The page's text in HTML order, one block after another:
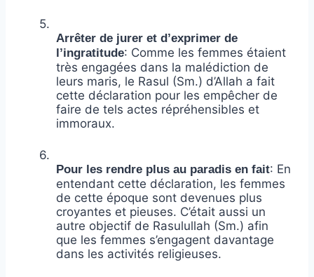
5.
Arrêter de jurer et d’exprimer de
l’ingratitude: Comme les femmes étaient
très engagées dans la malédiction de
leurs maris, le Rasul (Sm.) d’Allah a fait
cette déclaration pour les empêcher de
faire de tels actes répréhensibles et
immoraux.
6.
Pour les rendre plus au paradis en fait: En
entendant cette déclaration, les femmes
de cette époque sont devenues plus
croyantes et pieuses. C’était aussi un
autre objectif de Rasulullah (Sm.) afin
que les femmes s’engagent davantage
dans les activités religieuses.